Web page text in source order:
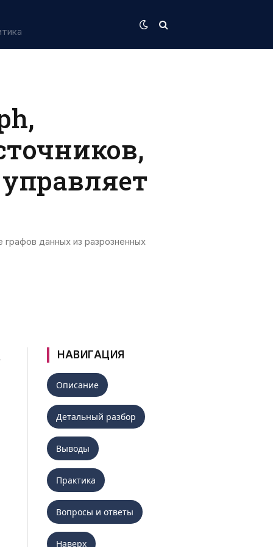
графов данных из разрозненных
НАВИГАЦИЯ
Описание
Детальный разбор
Выводы
Практика
Вопросы и ответы
Наверх